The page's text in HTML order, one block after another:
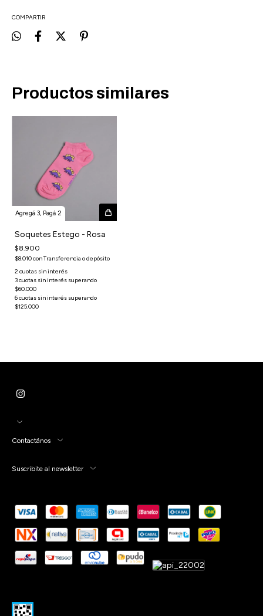
COMPARTIR
Productos similares
Agregá 3, Pagá 2
Soquetes Estego - Rosa
$8.900
$8.010conTransferencia o depósito
Contactános
Suscribite al newsletter